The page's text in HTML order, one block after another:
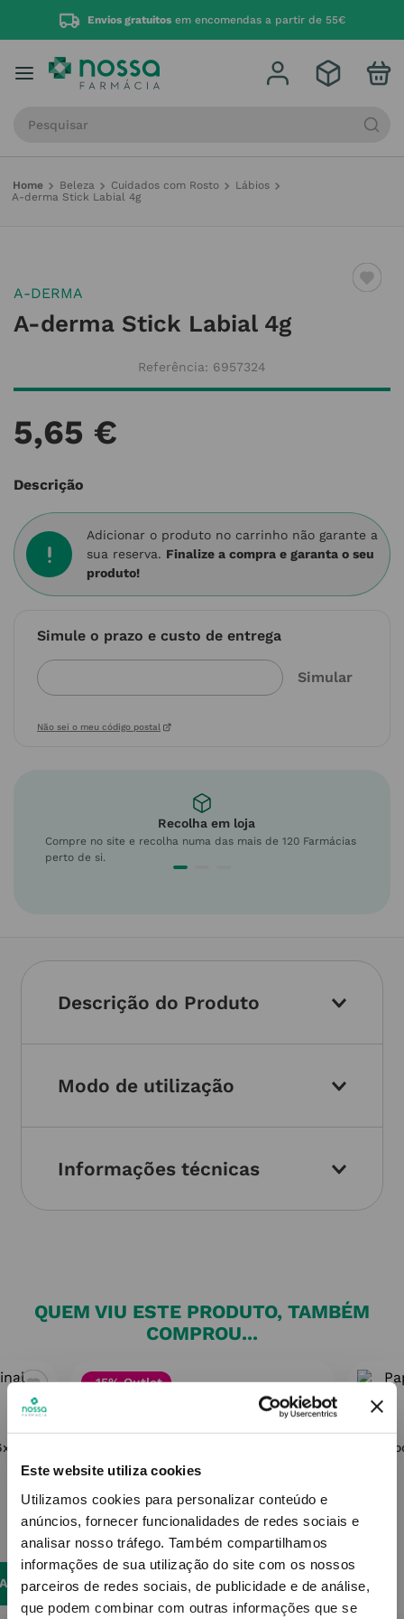
Este website utiliza cookies
Utilizamos cookies para personalizar conteúdo e
anúncios, fornecer funcionalidades de redes sociais e
analisar nosso tráfego. Também compartilhamos
informações de sua utilização do site com os nossos
parceiros de redes sociais, de publicidade e de análise,
que podem combinar com outras informações que se
Envios gratuitos em encomendas a partir de 55€
Beleza Cuidados com Rosto
Lábios
A-derma Stick Labial 4g
A-DERMA
A-derma Stick Labial 4g
Referência: 6957324
5,65 €
Descrição
Adicionar o produto no carrinho não garante a
sua reserva. Finalize a compra e garanta o seu
produto!
Simule o prazo e custo de entrega
Não sei o meu código postal
Recolha em loja
Compre no site e recolha numa das mais de 120 Farmácias
perto de si.
Descrição do Produto
Modo de utilização
Informações técnicas
QUEM VIU ESTE PRODUTO, TAMBÉM
COMPROU...
-15% Outlet